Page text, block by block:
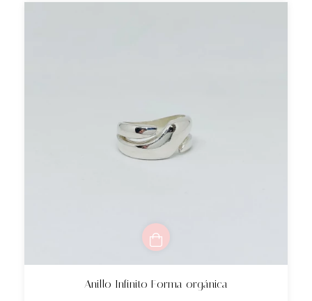
Anillo Infinito Forma orgánica